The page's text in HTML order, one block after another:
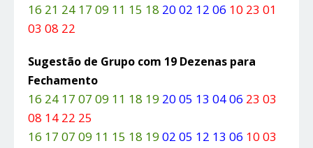
16 21 24 17 09 11 15 18 20 02 12 06 10 23 01
03 08 22
Sugestão de Grupo com 19 Dezenas para
Fechamento
16 24 17 07 09 11 18 19 20 05 13 04 06 23 03
08 14 22 25
16 17 07 09 11 15 18 19 02 05 12 13 06 10 03